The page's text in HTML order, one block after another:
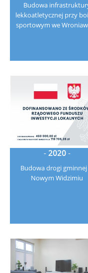
Budowa
lekkoatletycznej przy
sportowym we
- 2020 -
Budowa drogi
Nowym Widzimiu